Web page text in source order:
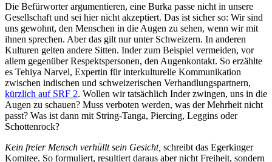
Die Befürworter argumentieren, eine Burka passe nicht in unsere
Gesellschaft und sei hier nicht akzeptiert. Das ist sicher so: Wir sind
uns gewohnt, den Menschen in die Augen zu sehen, wenn wir mit
ihnen sprechen. Aber das gilt nur unter Schweizern. In anderen
Kulturen gelten andere Sitten. Inder zum Beispiel vermeiden, vor
allem gegenüber Respektspersonen, den Augenkontakt. So erzählte
es Tehiya Narvel, Expertin für interkulturelle Kommunikation
zwischen indischen und schweizerischen Verhandlungspartnern,
kürzlich auf SRF 2. Wollen wir tatsächlich Inder zwingen, uns in die
Augen zu schauen? Muss verboten werden, was der Mehrheit nicht
passt? Was ist dann mit String-Tanga, Piercing, Leggins oder
Schottenrock?
Kein freier Mensch verhüllt sein Gesicht, schreibt das Egerkinger
Komitee. So formuliert, resultiert daraus aber nicht Freiheit, sondern